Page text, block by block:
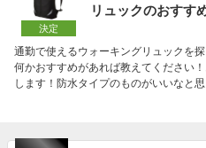
決定
リュックのおすす
通勤で使えるウォーキングリュックを
何かおすすめがあれば教えてください
します！防水タイプのものがいいなと思